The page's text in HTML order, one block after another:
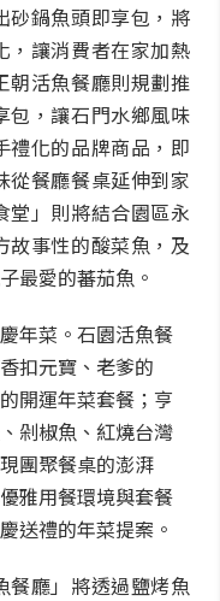
砂鍋魚頭即享包，將
，讓消費者在家加熱
朝活魚餐廳則規劃推
包，讓石門水鄉風味
禮化的品牌商品，即
從餐廳餐桌延伸到家
堂」則將結合園區永
故事性的酸菜魚，及
最愛的蕃茄魚。
年菜。石園活魚餐
扣元寶、老爹的
開運年菜套餐；亨
剁椒魚、紅燒台灣
團聚餐桌的澎湃
雅用餐環境與套餐
送禮的年菜提案。
餐廳」將透過鹽烤魚